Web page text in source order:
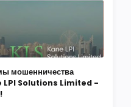
мошенничества
LPI Solutions Limited -